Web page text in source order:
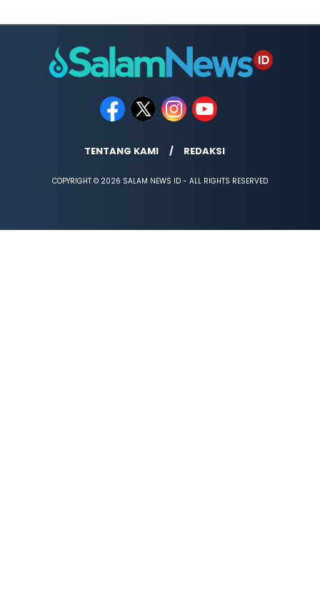
TENTANG KAMI REDAKSI
COPYRIGHT © 2026 SALAM NEWS ID - ALL RIGHTS RESERVED